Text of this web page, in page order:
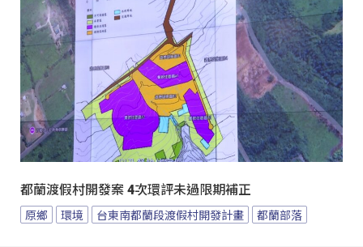
都蘭渡假村開發案 4次環評未過限期補正
原鄉 環境 台東南都蘭段渡假村開發計畫 都蘭部落